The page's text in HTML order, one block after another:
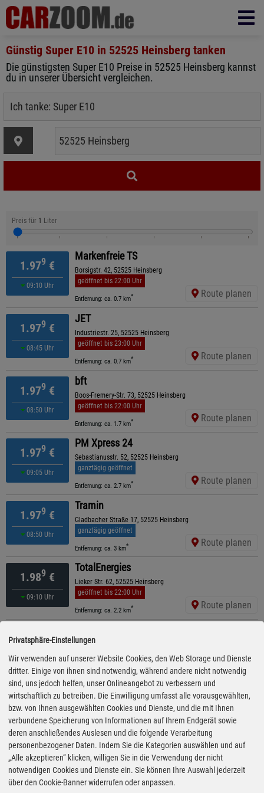
Günstig Super E10 in 52525 Heinsberg tanken
Die günstigsten Super E10 Preise in 52525 Heinsberg kannst
du in unserer Übersicht vergleichen.
Preis für 1 Liter
1.979 €
09:10 Uhr
Markenfreie TS
Borsigstr. 42, 52525 Heinsberg
geöffnet bis 22:00 Uhr
Entfernung: ca. 0.7 km* Route planen
1.979 €
08:45 Uhr
JET
Industriestr. 25, 52525 Heinsberg
geöffnet bis 23:00 Uhr
Entfernung: ca. 0.7 km* Route planen
1.979 €
08:50 Uhr
bft
Boos-Fremery-Str. 73, 52525 Heinsberg
geöffnet bis 22:00 Uhr
Entfernung: ca. 1.7 km* Route planen
1.979 €
09:05 Uhr
PM Xpress 24
Sebastianusstr. 52, 52525 Heinsberg
ganztägig geöffnet
Entfernung: ca. 2.7 km* Route planen
1.979 €
08:50 Uhr
Tramin
Gladbacher Straße 17, 52525 Heinsberg
ganztägig geöffnet
Entfernung: ca. 3 km* Route planen
1.989 €
09:10 Uhr
TotalEnergies
Lieker Str. 62, 52525 Heinsberg
geöffnet bis 22:00 Uhr
Entfernung: ca. 2.2 km* Route planen
1.999€
09:15 Uhr
Forster Weg 31, 41849 Wassenberg
geöffnet bis 22:00 Uhr
Entfernung: ca. 4.7 km* Route planen
2.008€
08:50 Uhr
TinQ
Janses Mattes 3, 52525 Heinsberg
geöffnet bis 23:00 Uhr
Entfernung: ca. 3.4 km * Route planen
2.029€
09:05 Uhr
Shell
Industriestr. 49, 52525 Heinsberg
ganztägig geöffnet
kürzeste Anfahrt
Privatsphäre-Einstellungen
Wir verwenden auf unserer Website Cookies, den Web Storage und Dienste
dritter. Einige von ihnen sind notwendig, während andere nicht notwendig
sind, uns jedoch helfen, unser Onlineangebot zu verbessern und
wirtschaftlich zu betreiben. Die Einwilligung umfasst alle vorausgewählten,
bzw. von Ihnen ausgewählten Cookies und Dienste, und die mit Ihnen
verbundene Speicherung von Informationen auf Ihrem Endgerät sowie
deren anschließendes Auslesen und die folgende Verarbeitung
personenbezogener Daten. Indem Sie die Kategorien auswählen und auf
„Alle akzeptieren“ klicken, willigen Sie in die Verwendung der nicht
notwendigen Cookies und Dienste ein. Sie können Ihre Auswahl jederzeit
über den Cookie-Banner widerrufen oder anpassen.